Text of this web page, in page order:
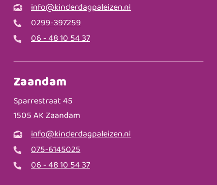
info@kinderdagpaleizen.nl
0299-397259
06 - 48 10 54 37
Zaandam
Sparrestraat 45
1505 AK Zaandam
info@kinderdagpaleizen.nl
075-6145025
06 - 48 10 54 37